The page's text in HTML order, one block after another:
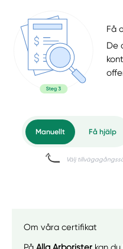
Få
De
Om våra certifikat